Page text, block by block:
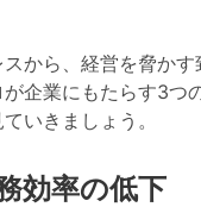
から、経営を脅か
企業にもたらす3つ
いきましょう。
効率の低下